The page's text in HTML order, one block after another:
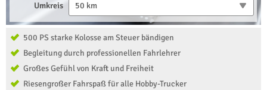
Umkreis 50 km
500 PS starke Kolosse am Steuer bändigen
Begleitung durch professionellen Fahrlehrer
Großes Gefühl von Kraft und Freiheit
Riesengroßer Fahrspaß für alle Hobby-Trucker